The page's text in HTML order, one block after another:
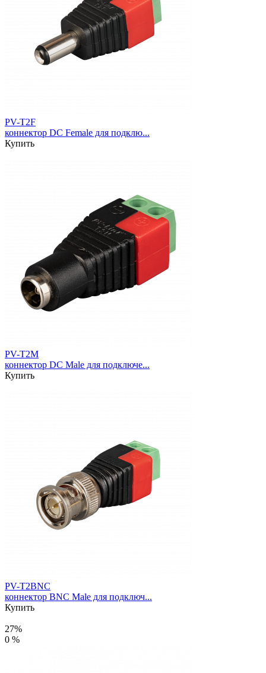
PV-T2F
коннектор DC Female для подклю...
Купить
PV-T2M
коннектор DC Male для подключе...
Купить
PV-T2BNC
коннектор BNC Male для подключ...
Купить
27%
0 %